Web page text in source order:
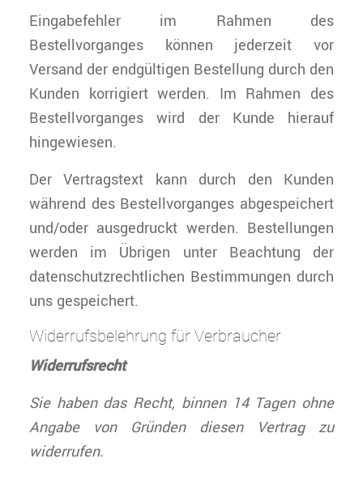
Eingabefehler im Rahmen des
Bestellvorganges können jederzeit vor
Versand der endgültigen Bestellung durch den
Kunden korrigiert werden. Im Rahmen des
Bestellvorganges wird der Kunde hierauf
hingewiesen.
Der Vertragstext kann durch den Kunden
während des Bestellvorganges abgespeichert
und/oder ausgedruckt werden. Bestellungen
werden im Übrigen unter Beachtung der
datenschutzrechtlichen Bestimmungen durch
uns gespeichert.
Widerrufsbelehrung für Verbraucher
Widerrufsrecht
Sie haben das Recht, binnen 14 Tagen ohne
Angabe von Gründen diesen Vertrag zu
widerrufen.